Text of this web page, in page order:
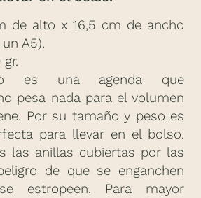
de alto x 16,5 cm de ancho
A5).
es una agenda que
pesa nada para el volumen
Por su tamaño y peso es
para llevar en el bolso.
las anillas cubiertas por las
de que se enganchen
estropeen. Para mayor